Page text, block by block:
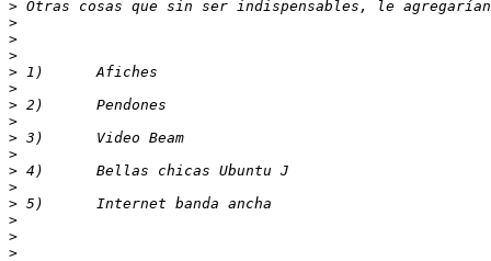
>
>
>
>
>
>
>
>
>
>
>
>
>
>
>
>